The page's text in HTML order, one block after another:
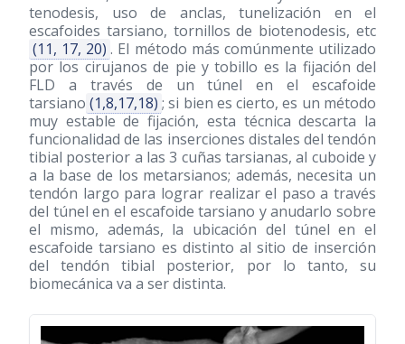
tenodesis, uso de anclas, tunelización en el
escafoides tarsiano, tornillos de biotenodesis, etc
(11, 17, 20) . El método más comúnmente utilizado
por los cirujanos de pie y tobillo es la fijación del
FLD a través de un túnel en el escafoide
tarsiano (1,8,17,18) ; si bien es cierto, es un método
muy estable de fijación, esta técnica descarta la
funcionalidad de las inserciones distales del tendón
tibial posterior a las 3 cuñas tarsianas, al cuboide y
a la base de los metarsianos; además, necesita un
tendón largo para lograr realizar el paso a través
del túnel en el escafoide tarsiano y anudarlo sobre
el mismo, además, la ubicación del túnel en el
escafoide tarsiano es distinto al sitio de inserción
del tendón tibial posterior, por lo tanto, su
biomecánica va a ser distinta.